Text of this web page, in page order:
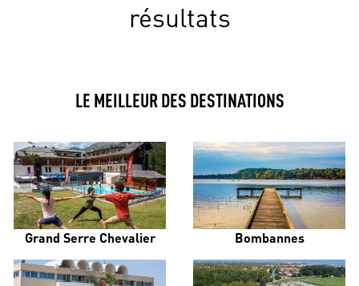
résultats
LE MEILLEUR DES DESTINATIONS
Grand Serre Chevalier Bombannes